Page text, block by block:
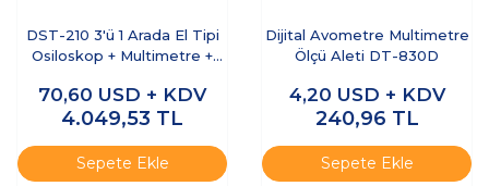
DST-210 3'ü 1 Arada El Tipi
Osiloskop + Multimetre +
70,60 USD + KDV
4.049,53 TL
Sepete Ekle
Dijital Avometre Multimetre
Ölçü Aleti DT-830D
4,20 USD + KDV
240,96 TL
Sepete Ekle